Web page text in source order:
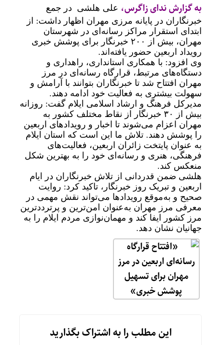
به گزارش ندای زاگرس، علی‌ هلشی در جمع
خبرنگاران در پایانه مرزی مهران اظهار داشت: از
ابتدای استقرار مراکز رسانه‌ای در شهرستان
مهران، بیش از ۲۰۰ خبرنگار برای پوشش خبری
رویداد اربعین حضور یافته‌اند.
وی افزود: با همکاری استانداری، راهداری و
دستگاه‌های مرتبط، قرارگاه رسانه‌ای در مرز
مهران افتتاح شد تا خبرنگاران بتوانند با آرامش و
سهولت بیشتری به فعالیت خود ادامه دهند.
مدیرکل فرهنگ و ارشاد اسلامی ایلام گفت: روزانه
بیش از ۳۰ خبرنگار از نقاط مختلف کشور به
مهران اعزام می‌شوند تا اخبار و رویدادهای اربعین
را پوشش دهند. تلاش ما این است که استان ایلام
به عنوان پایتخت زائران اربعین، فعالیت‌های
فرهنگی، هنری و رسانه‌ای خود را به بهترین شکل
منعکس کند.
هلشی ضمن قدردانی از تلاش خبرنگاران در ایام
اربعین و تبریک روز خبرنگار، تاکید کرد: روایت
صحیح و به‌موقع رویدادها می‌تواند نقش مهمی در
معرفی مرز مهران به‌عنوان امن‌ترین و پرترددترین
مرز کشور ایفا کند و مهمان‌نوازی مردم ایلام را به
جهانیان نشان دهد.
این مطلب را به اشتراک بگذارید